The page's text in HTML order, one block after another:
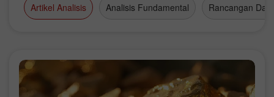
Artikel Analisis Analisis Fundamental Rancangan